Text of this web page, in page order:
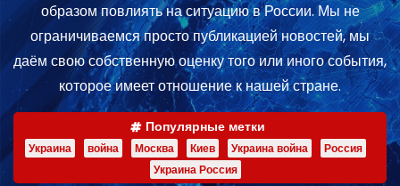
е
р
ж
м
образом повлиять на ситуацию в России. Мы не
ограничиваемся просто публикацией новостей, мы
даём свою собственную оценку того или иного события,
которое имеет отношение к нашей стране.
Популярные метки
Украина война Москва Киев Украина война
Россия
Украина Россия